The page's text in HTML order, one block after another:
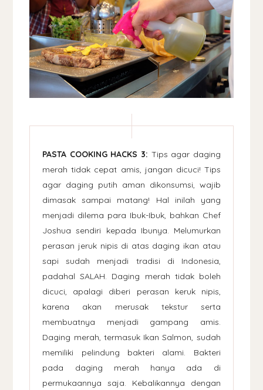
PASTA COOKING HACKS 3: Tips agar daging
merah tidak cepat amis, jangan dicuci! Tips
agar daging putih aman dikonsumsi, wajib
dimasak sampai matang! Hal inilah yang
menjadi dilema para Ibuk-Ibuk, bahkan Chef
Joshua sendiri kepada Ibunya. Melumurkan
perasan jeruk nipis di atas daging ikan atau
sapi sudah menjadi tradisi di Indonesia,
padahal SALAH. Daging merah tidak boleh
dicuci, apalagi diberi perasan keruk nipis,
karena akan merusak tekstur serta
membuatnya menjadi gampang amis.
Daging merah, termasuk Ikan Salmon, sudah
memiliki pelindung bakteri alami. Bakteri
pada daging merah hanya ada di
permukaannya saja. Kebalikannya dengan